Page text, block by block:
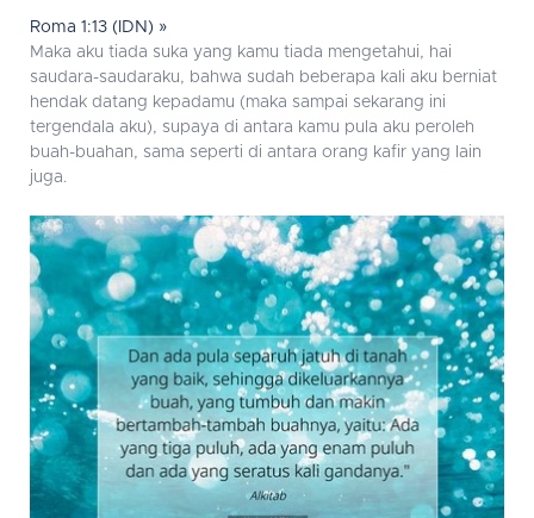
Roma 1:13 (IDN) »
Maka aku tiada suka yang kamu tiada mengetahui, hai
saudara-saudaraku, bahwa sudah beberapa kali aku berniat
hendak datang kepadamu (maka sampai sekarang ini
tergendala aku), supaya di antara kamu pula aku peroleh
buah-buahan, sama seperti di antara orang kafir yang lain
juga.